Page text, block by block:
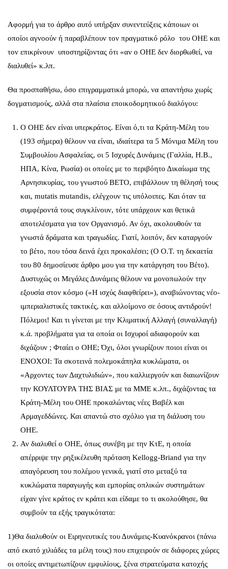
Αφορμή για το άρθρο αυτό υπήρξαν συνεντεύξεις κάποιων οι
οποίοι αγνοούν ή παραβλέπουν τον πραγματικό ρόλο του ΟΗΕ και
τον επικρίνουν υποστηρίζοντας ότι «αν ο ΟΗΕ δεν διορθωθεί, να
διαλυθεί» κ.λπ.
Θα προσπαθήσω, όσο επιγραμματικά μπορώ, να απαντήσω χωρίς
δογματισμούς, αλλά στα πλαίσια εποικοδομητικού διαλόγου:
Ο ΟΗΕ δεν είναι υπερκράτος. Είναι ό,τι τα Κράτη-Μέλη του
(193 σήμερα) θέλουν να είναι, ιδιαίτερα τα 5 Μόνιμα Μέλη του
Συμβουλίου Ασφαλείας, οι 5 Ισχυρές Δυνάμεις (Γαλλία, Η.Β.,
ΗΠΑ, Κίνα, Ρωσία) οι οποίες με το περιβόητο Δικαίωμα της
Αρνησικυρίας, του γνωστού ΒΕΤΟ, επιβάλλουν τη θέλησή τους
και, mutatis mutandis, ελέγχουν τις υπόλοιπες. Και όταν τα
συμφέροντά τους συγκλίνουν, τότε υπάρχουν και θετικά
αποτελέσματα για τον Οργανισμό. Αν όχι, ακολουθούν τα
γνωστά δράματα και τραγωδίες. Γιατί, λοιπόν, δεν καταργούν
το βέτο, που τόσα δεινά έχει προκαλέσει; (Ο Ο.Τ. τη δεκαετία
του 80 δημοσίευσε άρθρο μου για την κατάργηση του Βέτο).
Δυστυχώς οι Μεγάλες Δυνάμεις θέλουν να μονοπωλούν την
εξουσία στον κόσμο («Η ισχύς διαφθείρει»), αναβιώνοντας νέο-
ιμπεριαλιστικές τακτικές, και αλλοίμονο σε όσους αντιδρούν!
Πόλεμοι! Και τι γίνεται με την Κλιματική Αλλαγή (συναλλαγή)
κ.ά. προβλήματα για τα οποία οι Ισχυροί αδιαφορούν και
διχάζουν ; Φταίει ο ΟΗΕ; Όχι, όλοι γνωρίζουν ποιοι είναι οι
ΕΝΟΧΟΙ: Τα σκοτεινά πολεμοκάπηλα κυκλώματα, οι
«Αρχοντες των Δαχτυλιδιών», που καλλιεργούν και διαιωνίζουν
την ΚΟΥΛΤΟΥΡΑ ΤΗΣ ΒΙΑΣ με τα ΜΜΕ κ.λπ., διχάζοντας τα
Κράτη-Μέλη του ΟΗΕ προκαλώντας νέες Βαβέλ και
Αρμαγεδδώνες. Και απαντώ στο σχόλιο για τη διάλυση του
ΟΗΕ.
Αν διαλυθεί ο ΟΗΕ, όπως συνέβη με την ΚτΕ, η οποία
απέρριψε την ρηξικέλευθη πρόταση Kellogg-Briand για την
απαγόρευση του πολέμου γενικά, γιατί στο μεταξύ τα
κυκλώματα παραγωγής και εμπορίας οπλικών συστημάτων
είχαν γίνε κράτος εν κράτει και είδαμε το τι ακολούθησε, θα
συμβούν τα εξής τραγικότατα:
1)Θα διαλυθούν οι Ειρηνευτικές του Δυνάμεις-Κυανόκρανοι (πάνω
από εκατό χιλιάδες τα μέλη τους) που επιχειρούν σε διάφορες χώρες
οι οποίες αντιμετωπίζουν εμφυλίους, ξένα στρατεύματα κατοχής